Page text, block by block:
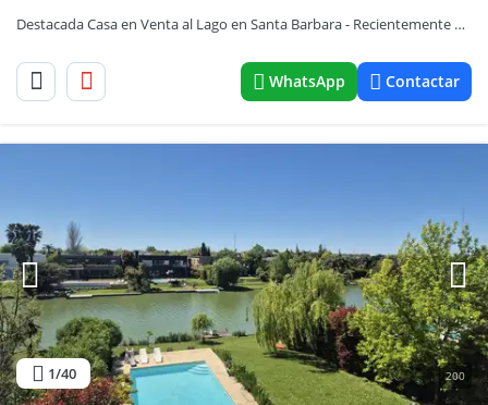
Destacada Casa en Venta al Lago en Santa Barbara - Recientemente Remodelada
WhatsApp Contactar
1/40 200